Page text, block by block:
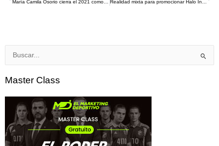
Buscar
Master Class